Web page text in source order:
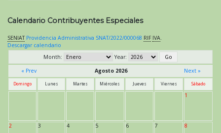
Calendario Contribuyentes Especiales
SENIAT Providencia Administrativa SNAT/2022/000068 RIF IVA
Descargar calendario
Month:
Year:
« Prev
Agosto 2026 Next »
Domingo Lunes Martes Miércoles Jueves Viernes Sábado
1
2 3 4 5 6 7 8